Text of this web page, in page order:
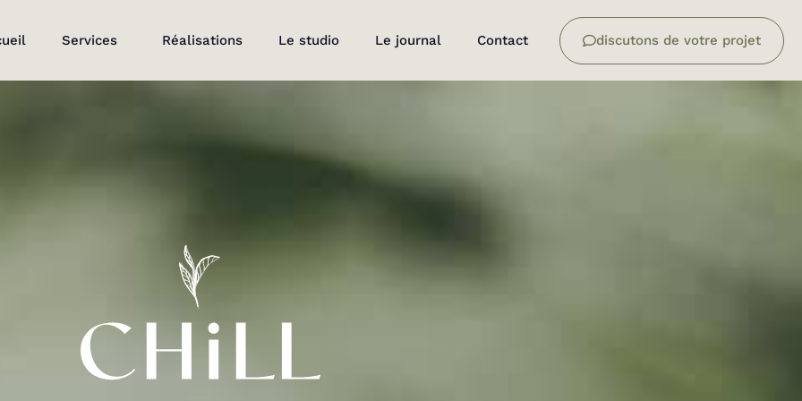
Services Réalisations Le studio Le journal Contact discutons de votre projet